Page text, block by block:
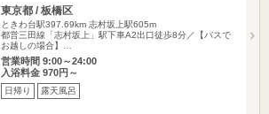
東京都 / 板橋区
ときわ台駅397.69km 志村坂上駅605m
都営三田線「志村坂上」駅下車A2出口徒歩8分／【バスで
お越しの場合】…
営業時間 9:00～24:00
入浴料金 970円～
日帰り 露天風呂